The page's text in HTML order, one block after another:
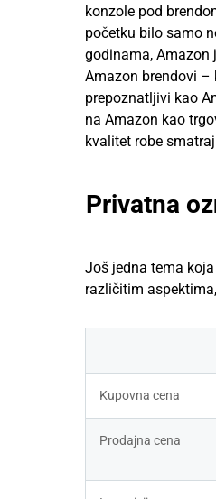
konzole pod
početku bilo samo
godinama, Amazon
Amazon brendovi –
prepoznatljivi kao
na Amazon kao
kvalitet robe
Privatna
Još jedna tema
različitim
Kupovna cena
Prodajna cena